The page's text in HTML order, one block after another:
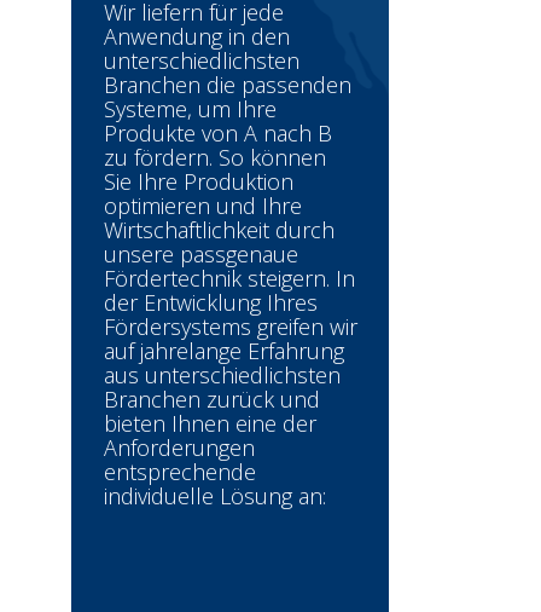
Wir liefern für jede
Anwendung in den
unterschiedlichsten
Branchen die passenden
Systeme, um Ihre
Produkte von A nach B
zu fördern. So können
Sie Ihre Produktion
optimieren und Ihre
Wirtschaftlichkeit durch
unsere passgenaue
Fördertechnik steigern. In
der Entwicklung Ihres
Fördersystems greifen wir
auf jahrelange Erfahrung
aus unterschiedlichsten
Branchen zurück und
bieten Ihnen eine der
Anforderungen
entsprechende
individuelle Lösung an: